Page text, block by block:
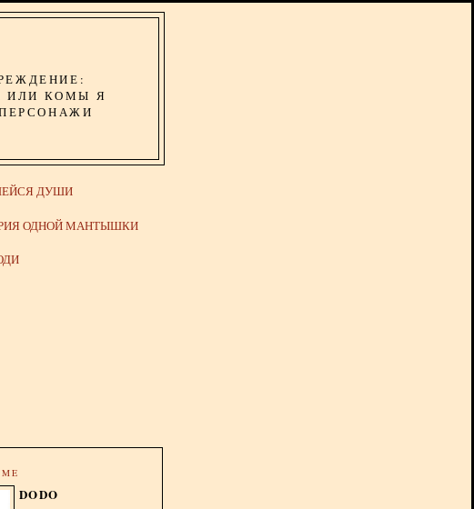
ИЛИ КОМЫ Я
ДУШИ
ОДНОЙ МАНТЫШКИ
DODO